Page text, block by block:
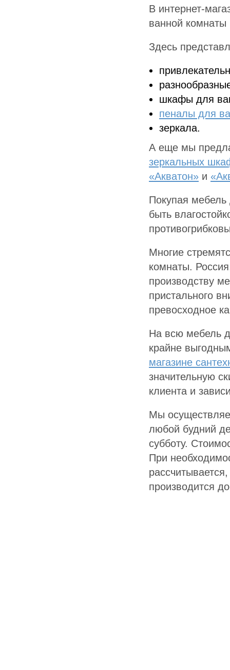
В интернет-
ванной комнаты
Здесь
шкафы для
пеналы для
зеркала.
А еще мы
зеркальных
«Акватон» и
Покупая
быть
Многие
комнаты.
производству
пристального
превосходное
На всю мебель
крайне
магазине
значительную
клиента и
Мы
любой будний
субботу.
При
производится